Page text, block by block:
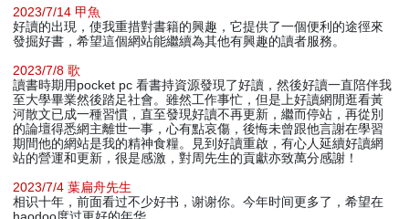
2023/7/14 甲魚
好讀的出現，使我重措對書籍的興趣，它提供了一個便利的途徑來
發掘好書，希望這個網站能繼續為其他有興趣的讀者服務。
2023/7/8 歌
讀書時期用pocket pc 看書持資源發現了好讀，然後好讀一直陪伴我
至大學畢業然後踏足社會。雖然工作事忙，但是上好讀網閒逛看黃
河散文已成一種習慣，直至發現好讀不再更新，繼而停站，再從別
的論壇得悉網主離世一事，心有點哀傷，後悔未曾跟他言謝在學習
期間他的網站是我的精神食糧。見到好讀重啟，有心人延續好讀網
站的營運和更新，很是感激，對周先生的貢獻亦致萬分感謝！
2023/7/4 葉扁舟先生
相识十年，前面看过不少好书，谢谢你。今年时间更多了，希望在